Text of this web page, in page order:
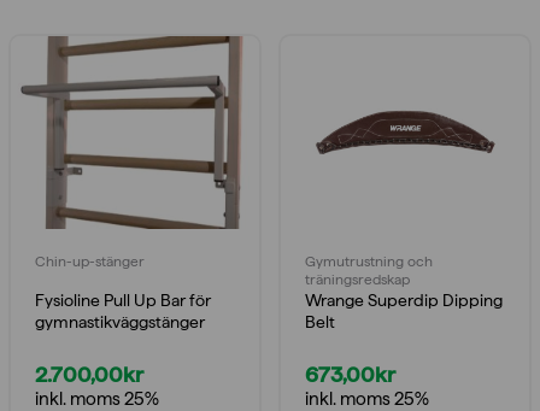
Chin-up-stänger
Fysioline Pull Up Bar för
gymnastikväggstänger
2.700,00kr
inkl. moms 25%
Gymutrustning och
träningsredskap
Wrange Superdip Dipping
Belt
673,00kr
inkl. moms 25%